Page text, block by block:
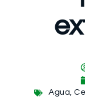
Agua,